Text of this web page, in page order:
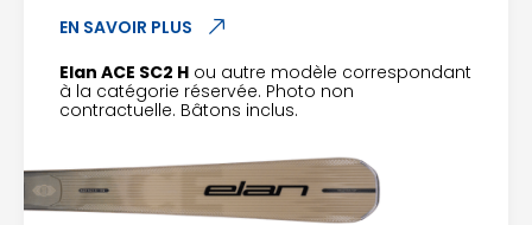
EN SAVOIR PLUS
Elan ACE SC2 H ou autre modèle correspondant
à la catégorie réservée. Photo non
contractuelle. Bâtons inclus.